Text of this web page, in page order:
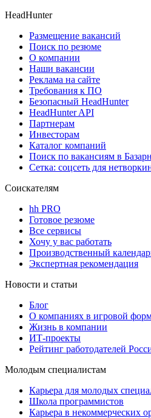
HeadHunter
Размещение вакансий
Поиск по резюме
О компании
Наши вакансии
Реклама на сайте
Требования к ПО
Безопасный HeadHunter
HeadHunter API
Партнерам
Инвесторам
Каталог компаний
Поиск по вакансиям в
Сетка: соцсеть для
Соискателям
hh PRO
Готовое резюме
Все сервисы
Хочу у вас работать
Производственный
Экспертная рекомендация
Новости и статьи
Блог
О компаниях в игровой
Жизнь в компании
ИТ-проекты
Рейтинг работодателей
Молодым специалистам
Карьера для молодых
Школа программистов
Карьера в некоммерческих